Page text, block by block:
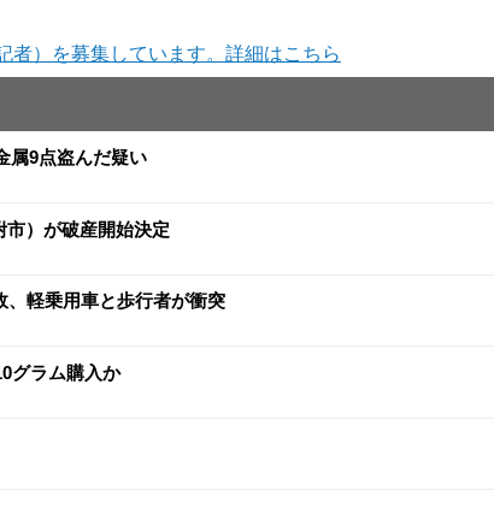
者）を募集しています。詳細はこちら
属9点盗んだ疑い
市）が破産開始決定
、軽乗用車と歩行者が衝突
グラム購入か